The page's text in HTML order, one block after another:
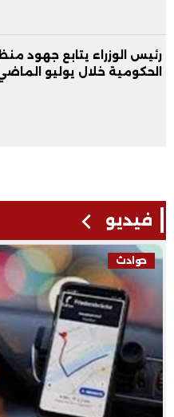
رئيس الوزراء يتابع جهود
الحكومية خلال يوليو
فيديو
حوادث